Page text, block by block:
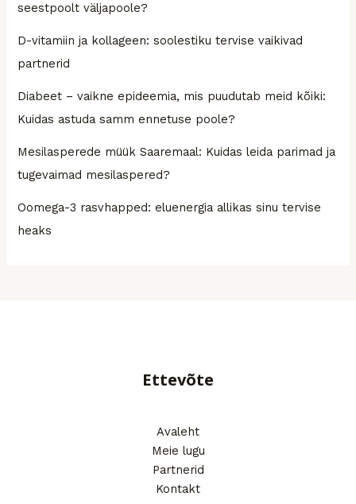
seestpoolt väljapoole?
D-vitamiin ja kollageen: soolestiku tervise vaikivad
partnerid
Diabeet – vaikne epideemia, mis puudutab meid kõiki:
Kuidas astuda samm ennetuse poole?
Mesilasperede müük Saaremaal: Kuidas leida parimad ja
tugevaimad mesilaspered?
Oomega-3 rasvhapped: eluenergia allikas sinu tervise
heaks
Ettevõte
Avaleht
Meie lugu
Partnerid
Kontakt